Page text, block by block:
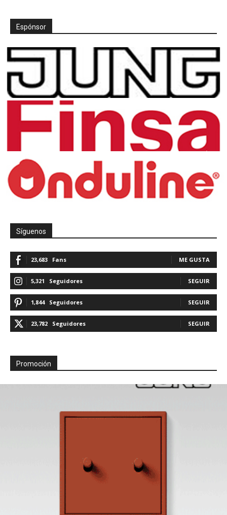
Espónsor
Síguenos
23,683 Fans ME GUSTA
5,321 Seguidores SEGUIR
1,844 Seguidores SEGUIR
23,782 Seguidores SEGUIR
Promoción